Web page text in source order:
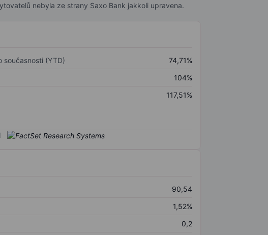
nebyla ze strany Saxo Bank jakkoli upravena.
současnosti (YTD)
74,71%
104%
117,51%
90,54
1,52%
0,2